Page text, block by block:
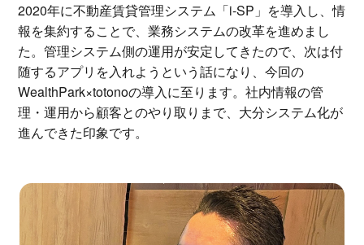
2020年に不動産賃貸管理システム「i-SP」を導入し、情
報を集約することで、業務システムの改革を進めまし
た。管理システム側の運用が安定してきたので、次は付
随するアプリを入れようという話になり、今回の
WealthPark×totonoの導入に至ります。社内情報の管
理・運用から顧客とのやり取りまで、大分システム化が
進んできた印象です。